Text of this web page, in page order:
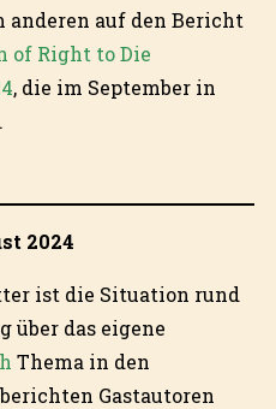
anderen auf den Bericht
of Right to Die
, die im September in
2024
ist die Situation rund
über das eigene
Thema in den
Gastautoren